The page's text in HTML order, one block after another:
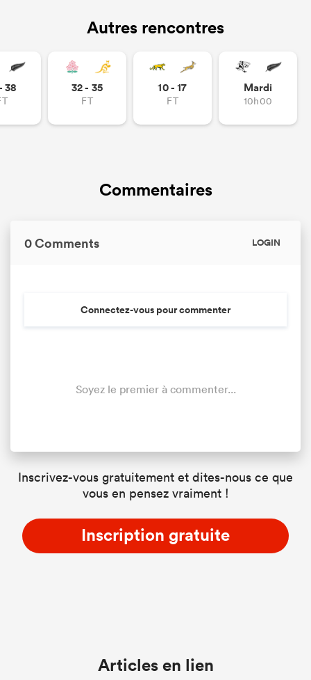
Autres rencontres
38 32 - 35
FT
10 - 17
FT
Mardi
10h00
Commentaires
0 Comments LOGIN
Connectez-vous pour commenter
Soyez le premier à commenter...
Inscrivez-vous gratuitement et dites-nous ce que
vous en pensez vraiment !
Inscription gratuite
Articles en lien